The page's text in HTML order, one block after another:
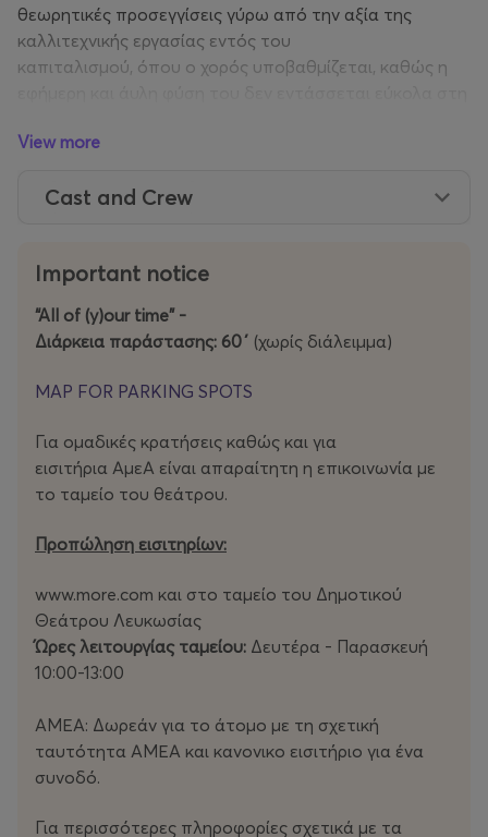
θεωρητικές προσεγγίσεις γύρω από την αξία της
καλλιτεχνικής εργασίας εντός του
καπιταλισμού, όπου ο χορός υποβαθμίζεται, καθώς η
πραγματεύεται την ευαλωτότητα των καλλιτεχνών και
κοινωνικό σώμα, ως σώμα που δικαιούται να είναι
ακόμη Ιεροτελεστία της Άνοιξης, όπου ένας πρέπει να
θυσιαστεί για χάρη των υπολοίπων, ούτε ένας
νέος Χορός του Ζαλόγγου ως πράξη απόγνωσης,
αλλά μια πολιτική δήλωση, μια διεκδίκησης της αξίας
της ίδιας της ύπαρξής τους.
Η Κωνσταντίνα Σκαλιώντα δημιουργεί τις χορογραφίες
της μέσα από διαδικασίες αυτοσχεδιασμού, γραφής και
σχεδίου. Προσεγγίζει την περφόρμανς ως έναν δυναμικό
τόπο εμφάνισης και πολιτικής έκφρασης, εξερευνώντας
κοινωνικοπολιτικές διαστάσεις της ταυτότητας,
τη δραματουργό Ροδιά Βόμβολου. Έργα της έχουν
παρουσιαστεί στην Κύπρο, την Ιταλία και το Ηνωμένο
Βασίλειο, σε συνεργασία με φορείς όπως το
Θέατρο Ριάλτο, οι Στέγες Χορού Λεμεσού και
Πινακοθήκη Majestic, καθώς και
τα The Place και Rich Mix στο Λονδίνο.
Κωνσταντίνα Σκαλιώντα
View more
Cast and Crew
Important notice
“All of (y)our time” -
Διάρκεια παράστασης: 60΄ (χωρίς διάλειμμα)
MAP FOR PARKING SPOTS
Για ομαδικές κρατήσεις καθώς και για
εισιτήρια ΑμεΑ είναι απαραίτητη η επικοινωνία με
το ταμείο του θεάτρου.
Προπώληση εισιτηρίων:
www.more.com και στο ταμείο του Δημοτικού
Θεάτρου Λευκωσίας
Ώρες λειτουργίας ταμείου: Δευτέρα - Παρασκευή
10:00-13:00
ΑΜΕΑ: Δωρεάν για το άτομο με τη σχετική
ταυτότητα ΑΜΕΑ και κανονικο εισιτήριο για ένα
συνοδό.
Για περισσότερες πληροφορίες σχετικά με τα